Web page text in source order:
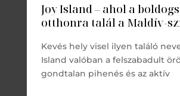
Joy Island – ahol a
otthonra talál a Maldív-
Kevés hely visel ilyen találó
Island valóban a felszabadult
gondtalan pihenés és az aktív